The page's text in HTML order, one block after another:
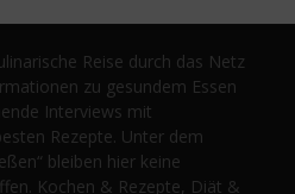
Reise durch das Netz
zu gesundem Essen
Interviews mit
Rezepte. Unter dem
bleiben hier keine
Kochen & Rezepte, Diät &